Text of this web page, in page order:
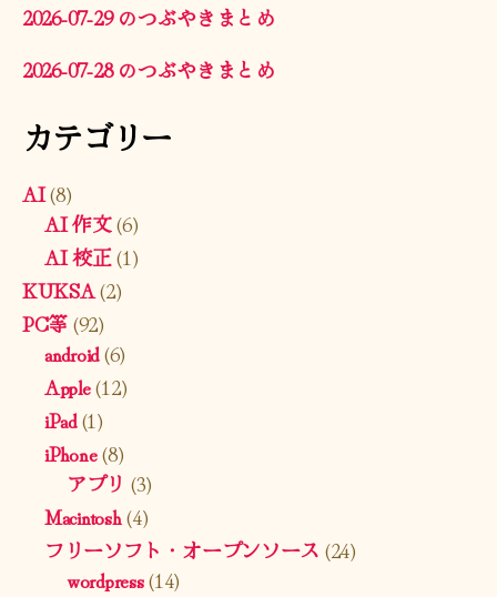
2026-07-29 のつぶやきまとめ
2026-07-28 のつぶやきまとめ
カテゴリー
AI(8)
AI 作文(6)
AI 校正(1)
KUKSA(2)
PC等(92)
android(6)
Apple(12)
iPad(1)
iPhone(8)
アプリ (3)
Macintosh(4)
フリーソフト・オープンソース (24)
wordpress(14)